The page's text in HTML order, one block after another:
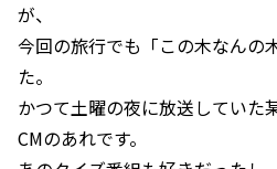
が、
今回の旅行でも「この木なんの
た。
かつて土曜の夜に放送していた
CMのあれです。